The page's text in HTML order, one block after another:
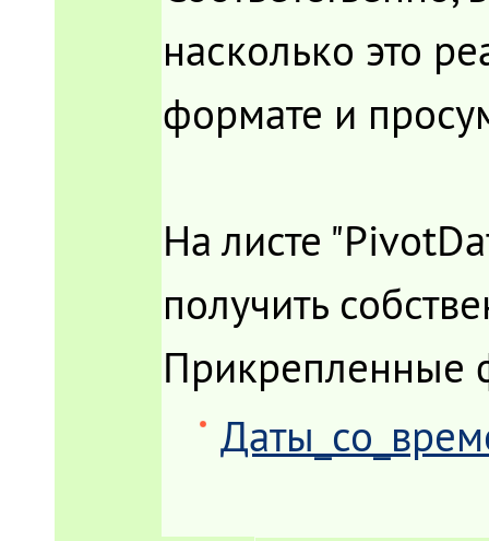
насколько это
формате и
На листе
получить
Прикрепленные